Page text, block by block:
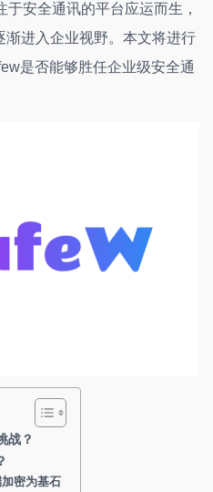
安全通讯的平台应运而生，
渐进入企业视野。本文将进行
是否能够胜任企业级安全通
战？
密为基石